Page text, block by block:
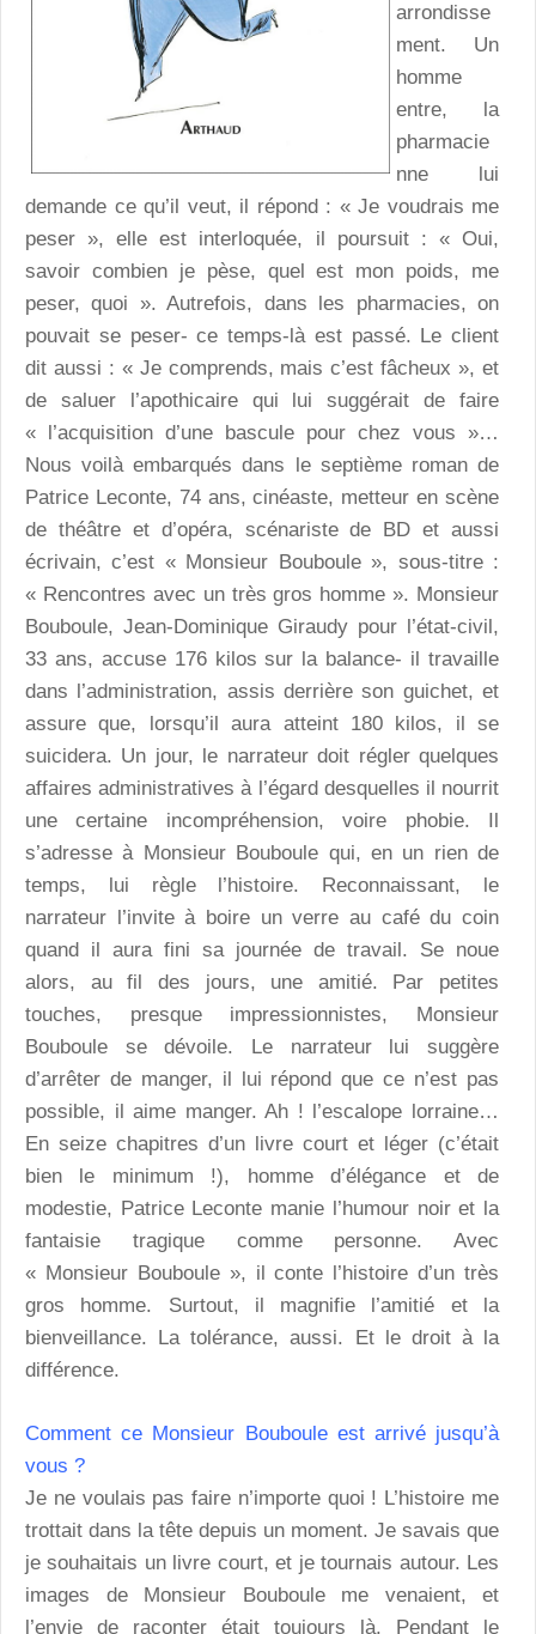
arrondisse
ment. Un
homme
entre, la
pharmacie
nne lui
demande ce qu’il veut, il répond : « Je voudrais me
peser », elle est interloquée, il poursuit : « Oui,
savoir combien je pèse, quel est mon poids, me
peser, quoi ». Autrefois, dans les pharmacies, on
pouvait se peser- ce temps-là est passé. Le client
dit aussi : « Je comprends, mais c’est fâcheux », et
de saluer l’apothicaire qui lui suggérait de faire
« l’acquisition d’une bascule pour chez vous »…
Nous voilà embarqués dans le septième roman de
Patrice Leconte, 74 ans, cinéaste, metteur en scène
de théâtre et d’opéra, scénariste de BD et aussi
écrivain, c’est « Monsieur Bouboule », sous-titre :
« Rencontres avec un très gros homme ». Monsieur
Bouboule, Jean-Dominique Giraudy pour l’état-civil,
33 ans, accuse 176 kilos sur la balance- il travaille
dans l’administration, assis derrière son guichet, et
assure que, lorsqu’il aura atteint 180 kilos, il se
suicidera. Un jour, le narrateur doit régler quelques
affaires administratives à l’égard desquelles il nourrit
une certaine incompréhension, voire phobie. Il
s’adresse à Monsieur Bouboule qui, en un rien de
temps, lui règle l’histoire. Reconnaissant, le
narrateur l’invite à boire un verre au café du coin
quand il aura fini sa journée de travail. Se noue
alors, au fil des jours, une amitié. Par petites
touches, presque impressionnistes, Monsieur
Bouboule se dévoile. Le narrateur lui suggère
d’arrêter de manger, il lui répond que ce n’est pas
possible, il aime manger. Ah ! l’escalope lorraine…
En seize chapitres d’un livre court et léger (c’était
bien le minimum !), homme d’élégance et de
modestie, Patrice Leconte manie l’humour noir et la
fantaisie tragique comme personne. Avec
« Monsieur Bouboule », il conte l’histoire d’un très
gros homme. Surtout, il magnifie l’amitié et la
bienveillance. La tolérance, aussi. Et le droit à la
différence.
Comment ce Monsieur Bouboule est arrivé jusqu’à
vous ?
Je ne voulais pas faire n’importe quoi ! L’histoire me
trottait dans la tête depuis un moment. Je savais que
je souhaitais un livre court, et je tournais autour. Les
images de Monsieur Bouboule me venaient, et
l’envie de raconter était toujours là. Pendant le